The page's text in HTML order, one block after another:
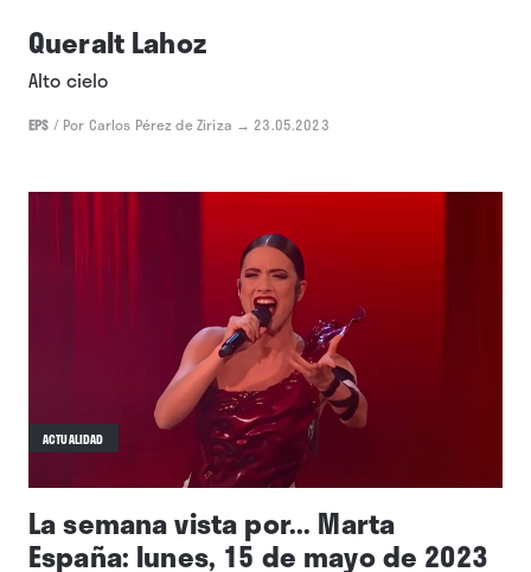
Queralt Lahoz
EPS/Por Carlos Pérez de Ziriza→ 23.05.2023